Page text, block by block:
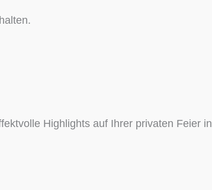
Highlights auf Ihrer privaten Feier in